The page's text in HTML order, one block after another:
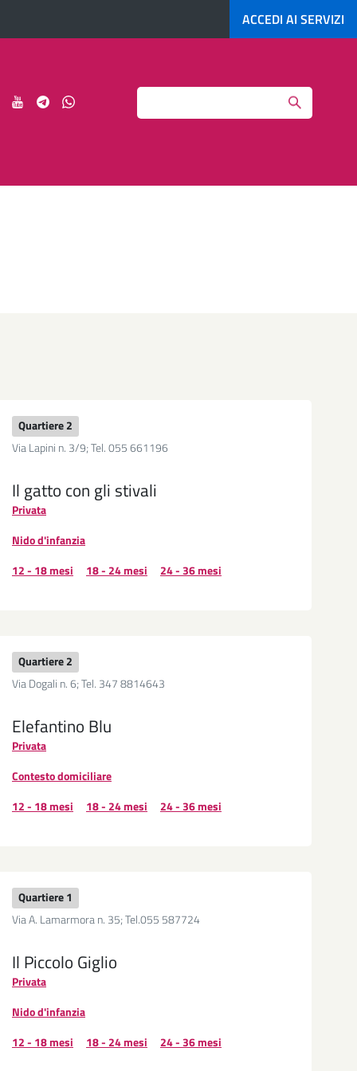
ACCEDI AI SERVIZI
Seguici SeguiciSeguiciSeguici
Search
Quartiere 2
Via Lapini n. 3/9; Tel. 055 661196
Il gatto con gli stivali
Privata
Nido d'infanzia
12 - 18 mesi
18 - 24 mesi 24 - 36 mesi
Quartiere 2
Via Dogali n. 6; Tel. 347 8814643
Elefantino Blu
Privata
Contesto domiciliare
12 - 18 mesi
18 - 24 mesi 24 - 36 mesi
Quartiere 1
Via A. Lamarmora n. 35; Tel.055 587724
Il Piccolo Giglio
Privata
Nido d'infanzia
12 - 18 mesi
18 - 24 mesi 24 - 36 mesi